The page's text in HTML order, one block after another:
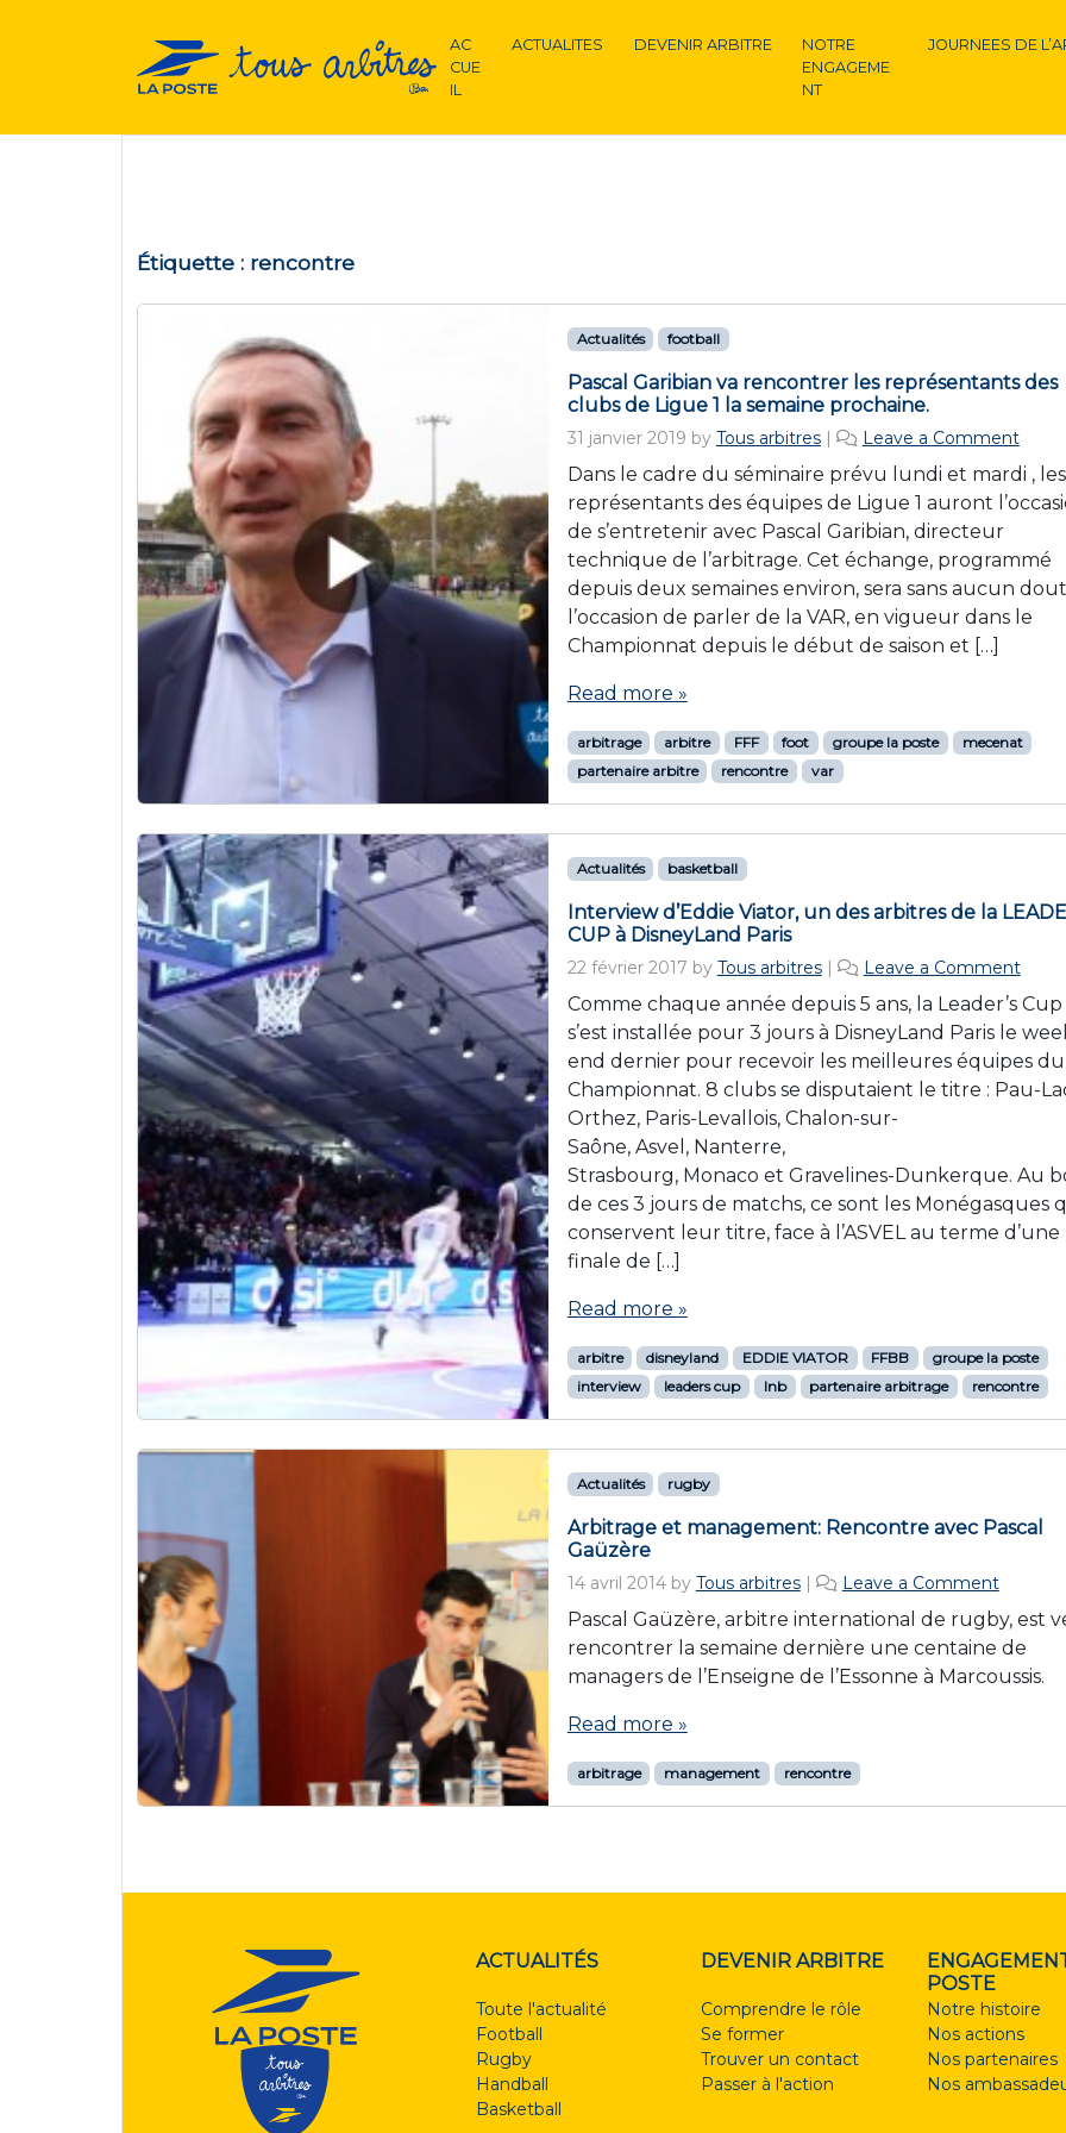
AC
CUE
IL
ACTUALITES DEVENIR ARBITRE
NOTRE
ENGAGEME
NT
JOURNEES DE
Étiquette : rencontre
Actualités football
Pascal Garibian va rencontrer les représentants des
clubs de Ligue 1 la semaine prochaine.
31 janvier 2019 by Tous arbitres | Leave a Comment
Dans le cadre du séminaire prévu lundi et mardi , les
représentants des équipes de Ligue 1 auront
de s’entretenir avec Pascal Garibian, directeur
technique de l’arbitrage. Cet échange, programmé
depuis deux semaines environ, sera sans aucun
l’occasion de parler de la VAR, en vigueur dans le
Championnat depuis le début de saison et […]
Read more »
arbitrage arbitre FFF foot groupe la poste
mecenat
partenaire arbitre
rencontre var
Actualités basketball
Interview d’Eddie Viator, un des arbitres de la
CUP à DisneyLand Paris
22 février 2017 by Tous arbitres | Leave a Comment
Comme chaque année depuis 5 ans, la Leader’s Cup
s’est installée pour 3 jours à DisneyLand Paris le
end dernier pour recevoir les meilleures équipes du
Championnat. 8 clubs se disputaient le titre : Pau-
Orthez, Paris-Levallois, Chalon-sur-
Saône, Asvel, Nanterre,
Strasbourg, Monaco et Gravelines-Dunkerque. Au
de ces 3 jours de matchs, ce sont les Monégasques
conservent leur titre, face à l’ASVEL au terme d’une
finale de […]
Read more »
arbitre disneyland EDDIE VIATOR FFBB
groupe la poste
interview
leaders cup lnb partenaire arbitrage rencontre
Actualités rugby
Arbitrage et management: Rencontre avec Pascal
Gaüzère
14 avril 2014by Tous arbitres | Leave a Comment
Pascal Gaüzère, arbitre international de rugby, est
rencontrer la semaine dernière une centaine de
managers de l’Enseigne de l’Essonne à Marcoussis.
Read more »
arbitrage management rencontre
ACTUALITÉS
Toute l'actualité
Football
Rugby
Handball
Basketball
DEVENIR ARBITRE
Comprendre le rôle
Se former
Trouver un contact
Passer à l'action
POSTE
Notre histoire
Nos actions
Nos partenaires
Nos